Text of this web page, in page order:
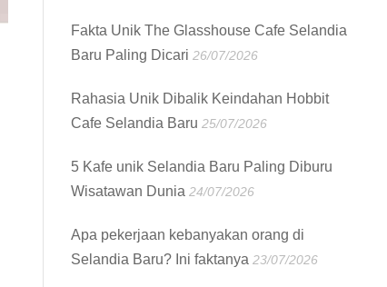
Fakta Unik The Glasshouse Cafe Selandia
Baru Paling Dicari 26/07/2026
Rahasia Unik Dibalik Keindahan Hobbit
Cafe Selandia Baru 25/07/2026
5 Kafe unik Selandia Baru Paling Diburu
Wisatawan Dunia 24/07/2026
Apa pekerjaan kebanyakan orang di
Selandia Baru? Ini faktanya 23/07/2026